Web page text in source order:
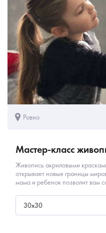
Ровно
Мастер-класс
Живопись акриловыми
открывает новые границы
мама и ребенок позволит вам
30х30